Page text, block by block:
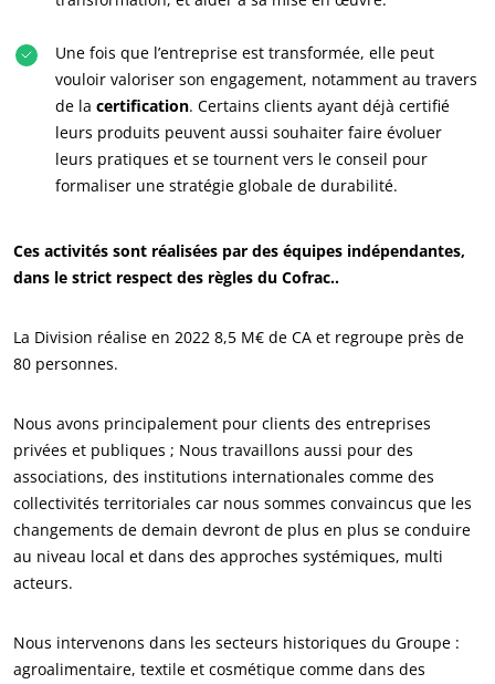
Qui sommes nous ?
Actualités
Carrières
Une fois que l’entreprise est transformée, elle peut
vouloir valoriser son engagement, notamment au travers
de la certification. Certains clients ayant déjà certifié
leurs produits peuvent aussi souhaiter faire évoluer
leurs pratiques et se tournent vers le conseil pour
formaliser une stratégie globale de durabilité.
Ces activités sont réalisées par des équipes indépendantes,
dans le strict respect des règles du Cofrac..
La Division réalise en 2022 8,5 M€ de CA et regroupe près de
80 personnes.
Nous avons principalement pour clients des entreprises
privées et publiques ; Nous travaillons aussi pour des
associations, des institutions internationales comme des
collectivités territoriales car nous sommes convaincus que les
changements de demain devront de plus en plus se conduire
au niveau local et dans des approches systémiques, multi
acteurs.
Nous intervenons dans les secteurs historiques du Groupe :
agroalimentaire, textile et cosmétique comme dans des